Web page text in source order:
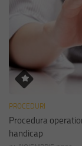
PROCEDURI
Procedura
handicap